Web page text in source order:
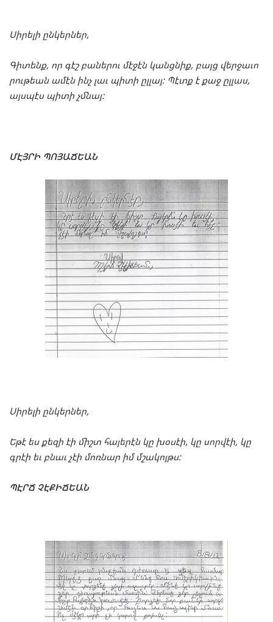
Սիրելի ընկերներ,
Գիտենք, որ գէշ բաներու մէջէն կանցնիք, բայց վերջաւո
րութեան ամէն ինչ լաւ պիտի ըլլայ: Պէտք է քաջ ըլլաս,
այսպէս պիտի չմնայ:
ՄԷՅՐԻ ՊՈՅԱՃԵԱՆ
Սիրելի ընկերներ,
Եթէ ես քեզի էի միշտ հայերէն կը խօսէի, կը սորվէի, կը
գրէի եւ բնաւ չէի մոռնար իմ մշակոյթս:
ՊԷՐՃ ՉԷՔԻՃԵԱՆ